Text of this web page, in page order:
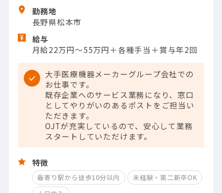
勤務地
長野県松本市
給与
月給22万円〜55万円＋各種手当＋賞与年2回
大手医療機器メーカーグループ会社での
お仕事です。
既存企業へのサービス業務になり、窓口
としてやりがいのあるポストをご担当い
ただきます。
OJTが充実しているので、安心して業務
スタートしていただけます。
特徴
最寄り駅から徒歩10分以内
未経験・第二新卒OK